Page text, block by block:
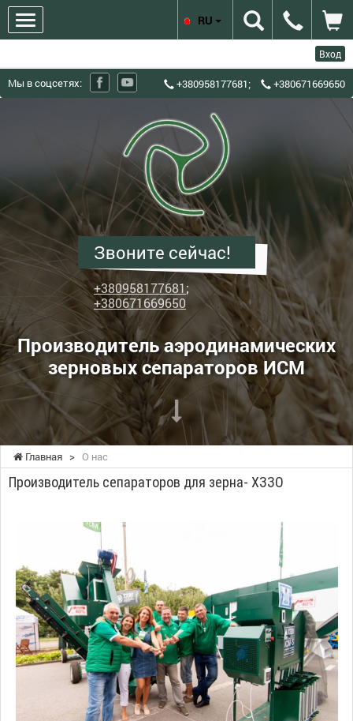
Вход
Мы в соцсетях: +380958177681; +380671669650
зерноочистительного
оборудования
-
Производитель
аэродинамических
зерновых
сепараторов
ИСМ
Звоните сейчас!
+380958177681;
+380671669650
Производитель аэродинамических
зерновых сепараторов ИСМ
RU
Главная > О нас
Производитель сепараторов для зерна- ХЗЗО